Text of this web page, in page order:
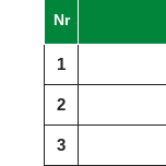
Nr
1
2
3